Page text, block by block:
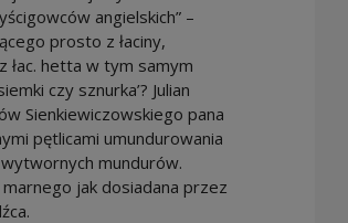
angielskich” –
prosto z łaciny,
łac. hetta w tym samym
czy sznurka’? Julian
Sienkiewiczowskiego pana
pętlicami umundurowania
mundurów.
jak dosiadana przez